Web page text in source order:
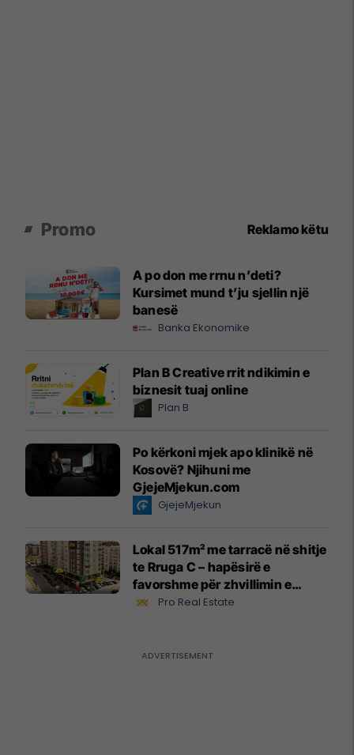
Promo Reklamo këtu
A po don me rrnu n’deti?
Kursimet mund t’ju sjellin një
banesë
Banka Ekonomike
Plan B Creative rrit ndikimin e
biznesit tuaj online
Plan B
Po kërkoni mjek apo klinikë në
Kosovë? Njihuni me
GjejeMjekun.com
GjejeMjekun
Lokal 517m² me tarracë në shitje
te Rruga C – hapësirë e
favorshme për zhvillimin e
biznesit #15796
Pro Real Estate